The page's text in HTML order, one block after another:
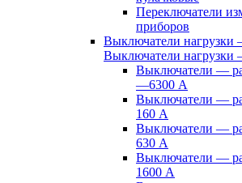
Переключатели
приборов
Выключатели нагрузки
Выключатели нагрузки
Выключатели —
—6300 А
Выключатели —
160 А
Выключатели —
630 А
Выключатели —
1600 А